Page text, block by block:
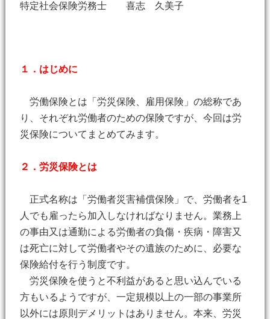
特定社会保険労務士 喜志 久美子
１．はじめに
労働保険とは「労災保険、雇用保険」の総称であ
り、それぞれ労働者のための保険ですが、今回は労
災保険についてまとめてみます。
２．労災保険とは
正式名称は「労働者災害補償保険」で、労働者を1
人でも雇ったら加入しなければなりません。業務上
の事由又は通勤による労働者の負傷・疾病・障害又
は死亡に対して労働者やその遺族のために、必要な
保険給付を行う制度です。
労災保険を使うと不利益があると思い込んでいる
方もいるようですが、一定規模以上の一部の事業所
以外には原則デメリットはありません。本来、労災